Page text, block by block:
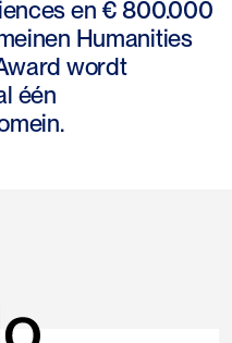
en € 800.000
Humanities
wordt
één